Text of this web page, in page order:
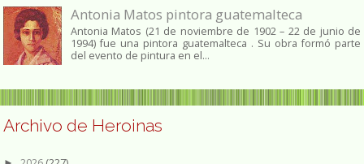
Antonia Matos pintora guatemalteca
Antonia Matos (21 de noviembre de 1902 – 22 de junio de
1994) fue una pintora guatemalteca . Su obra formó parte
del evento de pintura en el...
Archivo de Heroinas